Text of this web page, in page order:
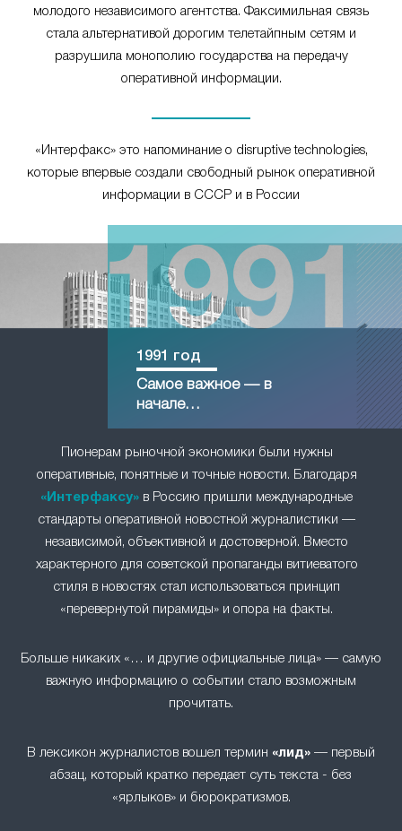
молодого независимого агентства. Факсимильная связь
стала альтернативой дорогим телетайпным сетям и
разрушила монополию государства на передачу
оперативной информации.
«Интерфакс» это напоминание о disruptive technologies,
которые впервые создали свободный рынок оперативной
информации в СССР и в России
Пионерам рыночной экономики были нужны
оперативные, понятные и точные новости. Благодаря
«Интерфаксу» в Россию пришли международные
стандарты оперативной новостной журналистики —
независимой, объективной и достоверной. Вместо
характерного для советской пропаганды витиеватого
стиля в новостях стал использоваться принцип
«перевернутой пирамиды» и опора на факты.
1991 год
Самое важное — в
начале…
Больше никаких «… и другие официальные лица» — самую
важную информацию о событии стало возможным
прочитать.
В лексикон журналистов вошел термин «лид» — первый
абзац, который кратко передает суть текста - без
«ярлыков» и бюрократизмов.